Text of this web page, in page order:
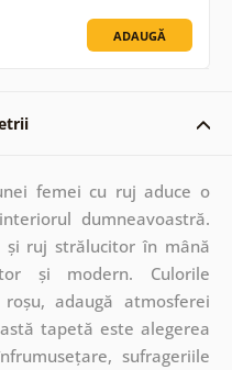
ADAUGĂ
femei cu ruj aduce o
dumneavoastră.
și ruj strălucitor în mână
și modern. Culorile
adaugă atmosferei
tapetă este alegerea
sufrageriile